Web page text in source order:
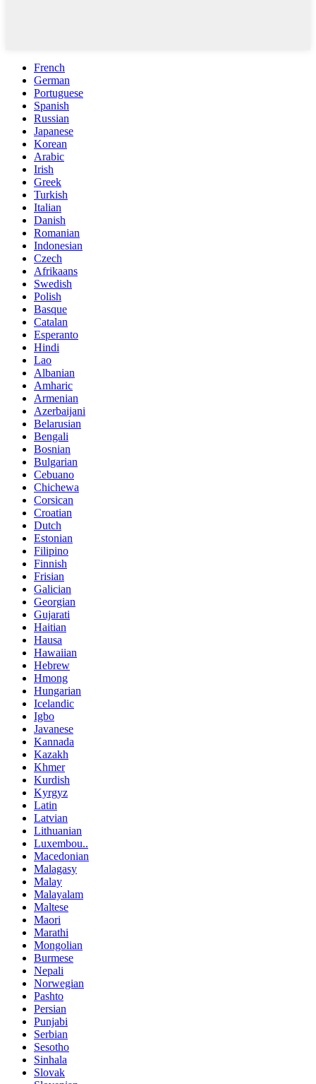
French
German
Portuguese
Spanish
Russian
Japanese
Korean
Arabic
Irish
Greek
Turkish
Italian
Danish
Romanian
Indonesian
Czech
Afrikaans
Swedish
Polish
Basque
Catalan
Esperanto
Hindi
Lao
Albanian
Amharic
Armenian
Azerbaijani
Belarusian
Bengali
Bosnian
Bulgarian
Cebuano
Chichewa
Corsican
Croatian
Dutch
Estonian
Filipino
Finnish
Frisian
Galician
Georgian
Gujarati
Haitian
Hausa
Hawaiian
Hebrew
Hmong
Hungarian
Icelandic
Igbo
Javanese
Kannada
Kazakh
Khmer
Kurdish
Kyrgyz
Latin
Latvian
Lithuanian
Luxembou..
Macedonian
Malagasy
Malay
Malayalam
Maltese
Maori
Marathi
Mongolian
Burmese
Nepali
Norwegian
Pashto
Persian
Punjabi
Serbian
Sesotho
Sinhala
Slovak